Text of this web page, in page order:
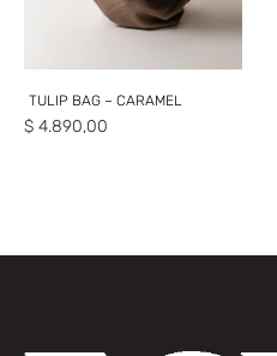
TULIP BAG – CARAMEL
$ 4.890,00